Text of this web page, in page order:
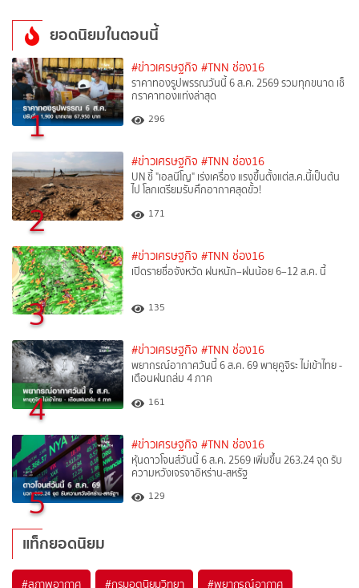
ยอดนิยมในตอนนี้
1
#ข่าวเศรษฐกิจ #TNN ช่อง16
ราคาทองรูปพรรณวันนี้ 6 ส.ค. 2569 รวมทุกขนาด เช็
กราคาทองแท่งล่าสุด
296
2
#ข่าวเศรษฐกิจ #TNN ช่อง16
UN ชี้ "เอลนีโญ" เร่งเครื่อง แรงขึ้นตั้งแต่ส.ค.นี้เป็นต้น
ไป โลกเตรียมรับศึกอากาศสุดขั้ว!
171
3
#ข่าวเศรษฐกิจ #TNN ช่อง16
เปิดรายชื่อจังหวัด ฝนหนัก–ฝนน้อย 6–12 ส.ค. นี้
135
4
#ข่าวเศรษฐกิจ #TNN ช่อง16
พยากรณ์อากาศวันนี้ 6 ส.ค. 69 พายุคูจิระ ไม่เข้าไทย -
เตือนฝนถล่ม 4 ภาค
161
5
#ข่าวเศรษฐกิจ #TNN ช่อง16
หุ้นดาวโจนส์วันนี้ 6 ส.ค. 2569 เพิ่มขึ้น 263.24 จุด รับ
ความหวังเจรจาอิหร่าน-สหรัฐ
129
แท็กยอดนิยม
#สภาพอากาศ #กรมอุตุนิยมวิทยา #พยากรณ์อากาศ